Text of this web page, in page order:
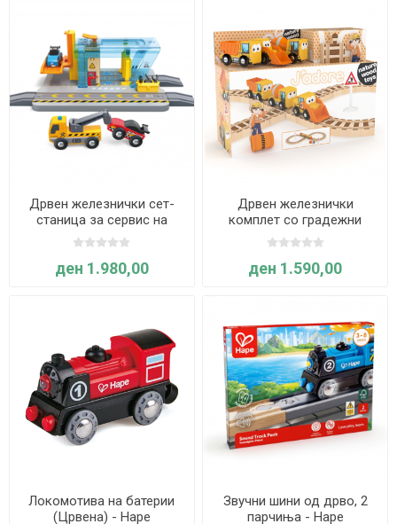
Дрвен железнички сет-
станица за сервис на
возила, 11 парчиња- Hape
ден 1.980,00
Дрвен железнички
комплет со градежни
машини - J"Adore
ден 1.590,00
Локомотива на батерии
(Црвена) - Hape
Звучни шини од дрво, 2
парчиња - Hape